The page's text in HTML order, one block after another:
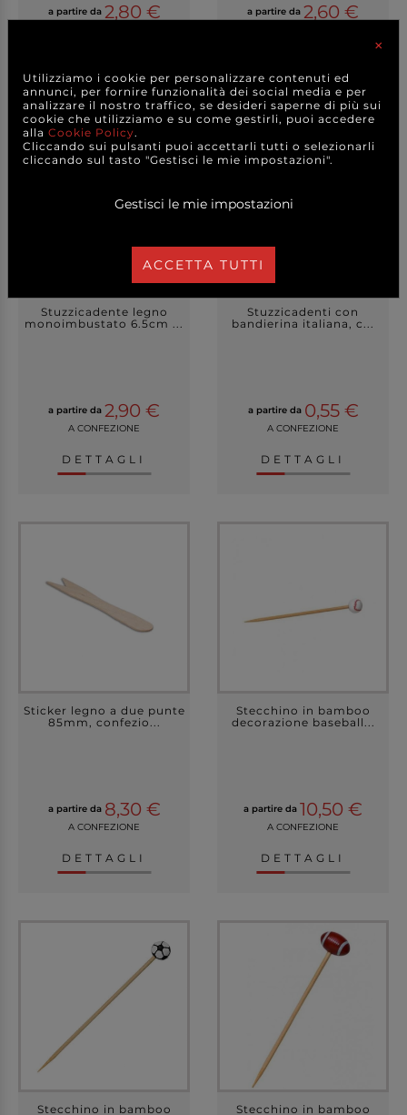
a partire da 2,80 € a partire da 2,60 €
Stuzzicadente legno
monoimbustato 6.5cm ...
a partire da 2,90 €
A CONFEZIONE
DETTAGLI
Stuzzicadenti con
bandierina italiana, c...
a partire da 0,55 €
A CONFEZIONE
DETTAGLI
Sticker legno a due punte
85mm, confezio...
a partire da 8,30 €
A CONFEZIONE
DETTAGLI
Stecchino in bamboo
decorazione baseball...
a partire da 10,50 €
A CONFEZIONE
DETTAGLI
Stecchino in bamboo
Stecchino in bamboo
×
Utilizziamo i cookie per personalizzare contenuti ed
annunci, per fornire funzionalità dei social media e per
analizzare il nostro traffico, se desideri saperne di più sui
cookie che utilizziamo e su come gestirli, puoi accedere
alla Cookie Policy.
Cliccando sui pulsanti puoi accettarli tutti o selezionarli
cliccando sul tasto "Gestisci le mie impostazioni".
Gestisci le mie impostazioni
ACCETTA TUTTI